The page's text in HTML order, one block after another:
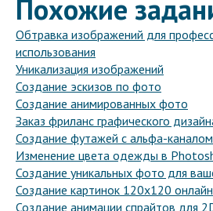
Похожие
Обтравка изображений для
использования
Уникализация изображений
Создание эскизов по фото
Создание анимированных фото
Заказ фриланс графического
Создание футажей с альфа-
Изменение цвета одежды в
Создание уникальных фото для
Создание картинок 120x120 онлайн
Создание анимации спрайтов для